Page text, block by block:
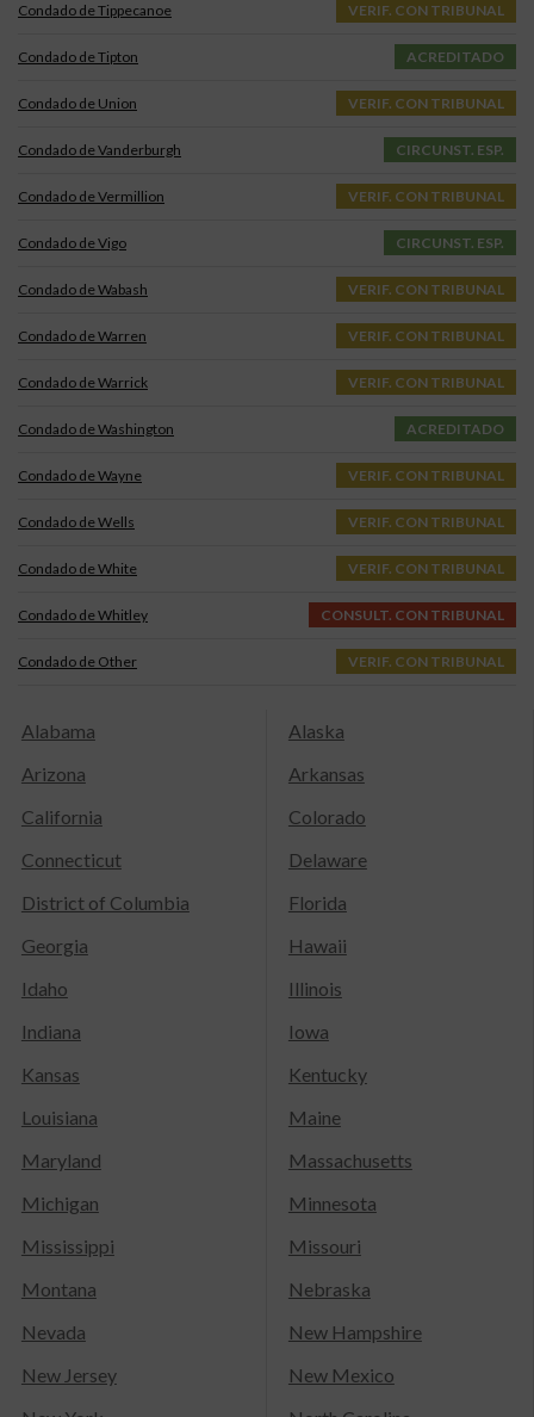
Condado de Tippecanoe VERIF. CON TRIBUNAL
Condado de Tipton ACREDITADO
Condado de Union VERIF. CON TRIBUNAL
Condado de Vanderburgh CIRCUNST. ESP.
Condado de Vermillion VERIF. CON TRIBUNAL
Condado de Vigo CIRCUNST. ESP.
Condado de Wabash VERIF. CON TRIBUNAL
Condado de Warren VERIF. CON TRIBUNAL
Condado de Warrick VERIF. CON TRIBUNAL
Condado de Washington ACREDITADO
Condado de Wayne VERIF. CON TRIBUNAL
Condado de Wells VERIF. CON TRIBUNAL
Condado de White VERIF. CON TRIBUNAL
Condado de Whitley CONSULT. CON TRIBUNAL
Condado de Other VERIF. CON TRIBUNAL
Alabama
Alaska
Arizona
Arkansas
California
Colorado
Connecticut
Delaware
District of Columbia
Florida
Georgia
Hawaii
Idaho
Illinois
Indiana
Iowa
Kansas
Kentucky
Louisiana
Maine
Maryland
Massachusetts
Michigan
Minnesota
Mississippi
Missouri
Montana
Nebraska
Nevada
New Hampshire
New Jersey
New Mexico